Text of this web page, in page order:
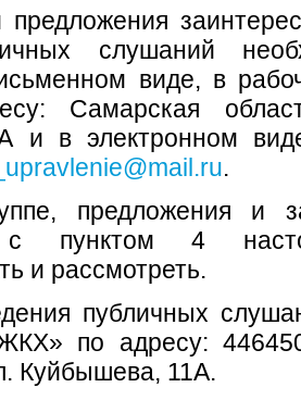
слушаний
виде, в
Самарская
и в электронном
.
предложения и
с пунктом 4
и рассмотреть.
публичных
по адресу:
Куйбышева, 11А.